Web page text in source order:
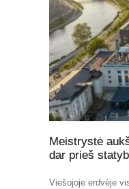
Meistrystė
dar prieš
Viešojoje erdvėje